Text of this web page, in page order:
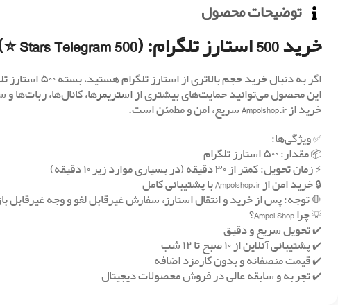
توضیحات محصول
خرید 500 استارز تلگرام: (500 Stars Telegram ⭐️)
اگر به دنبال خرید
این محصول می‌توانید حمایت‌های بیشتری ازاستریمرها، کانال‌ها،
خرید ازAmpolshop.irسریع، امن و مطمئن است.
✅ ویژگی‌ها:
📦 مقدار: ۵۰۰ استارز تلگرام
⚡️ زمان تحویل: کمتر از ۳۰ دقیقه (در بسیاری موارد زیر ۱۰ دقیقه)
🔒 خرید امن از Ampolshop.ir با پشتیبانی کامل
🛑 توجه: پس از خرید و انتقال استارز، سفارش غیرقابل لغو و وجه
💡 چرا Ampol Shop؟
✔️ تحویل سریع و دقیق
✔️ پشتیبانی آنلاین از ۱۰ صبح تا ۱۲ شب
✔️ قیمت منصفانه و بدون کارمزد اضافه
✔️ تجربه و سابقه عالی در فروش محصولات دیجیتال